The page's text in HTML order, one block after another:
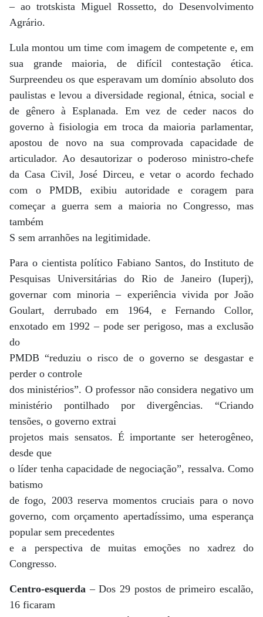
– ao trotskista Miguel Rossetto, do Desenvolvimento
Agrário.
Lula montou um time com imagem de competente e, em
sua grande maioria, de difícil contestação ética.
Surpreendeu os que esperavam um domínio absoluto dos
paulistas e levou a diversidade regional, étnica, social e
de gênero à Esplanada. Em vez de ceder nacos do
governo à fisiologia em troca da maioria parlamentar,
apostou de novo na sua comprovada capacidade de
articulador. Ao desautorizar o poderoso ministro-chefe
da Casa Civil, José Dirceu, e vetar o acordo fechado
com o PMDB, exibiu autoridade e coragem para
começar a guerra sem a maioria no Congresso, mas
também
S sem arranhões na legitimidade.
Para o cientista político Fabiano Santos, do Instituto de
Pesquisas Universitárias do Rio de Janeiro (Iuperj),
governar com minoria – experiência vivida por João
Goulart, derrubado em 1964, e Fernando Collor,
enxotado em 1992 – pode ser perigoso, mas a exclusão
do
PMDB “reduziu o risco de o governo se desgastar e
perder o controle
dos ministérios”. O professor não considera negativo um
ministério pontilhado por divergências. “Criando
tensões, o governo extrai
projetos mais sensatos. É importante ser heterogêneo,
desde que
o líder tenha capacidade de negociação”, ressalva. Como
batismo
de fogo, 2003 reserva momentos cruciais para o novo
governo, com orçamento apertadíssimo, uma esperança
popular sem precedentes
e a perspectiva de muitas emoções no xadrez do
Congresso.
Centro-esquerda – Dos 29 postos de primeiro escalão,
16 ficaram